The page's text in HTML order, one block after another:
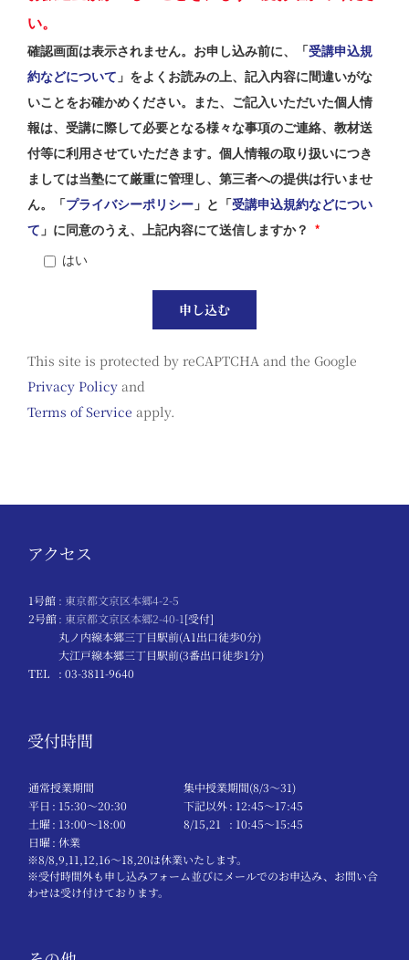
い。
確認画面は表示されません。お申し込み前に、「受講申込規
約などについて 」をよくお読みの上、記入内容に間違いがな
いことをお確かめください。また、ご記入いただいた個人情
報は、受講に際して必要となる様々な事項のご連絡、教材送
付等に利用させていただきます。個人情報の取り扱いにつき
ましては当塾にて厳重に管理し、第三者への提供は行いませ
ん。「プライバシーポリシー」と「受講申込規約などについ
て 」に同意のうえ、上記内容にて送信しますか？ *
はい
This site is protected by reCAPTCHA and the Google
Privacy Policyand
Terms of Service apply.
アクセス
1号館 : 東京都文京区本郷4-2-5
2号館: 東京都文京区本郷2-40-1[受付]
丸ノ内線本郷三丁目駅前(A1出口徒歩0分)
大江戸線本郷三丁目駅前(3番出口徒歩1分)
TEL
: 03-3811-9640
受付時間
通常授業期間
集中授業期間(8/3～31)
平日 : 15:30〜20:30 下記以外: 12:45〜17:45
土曜: 13:00〜18:00 8/15,21
: 10:45〜15:45
日曜: 休業
※8/8,9,11,12,16～18,20は休業いたします。
※受付時間外も申し込みフォーム並びにメールでのお申込み、お問い合
わせは受け付けております。